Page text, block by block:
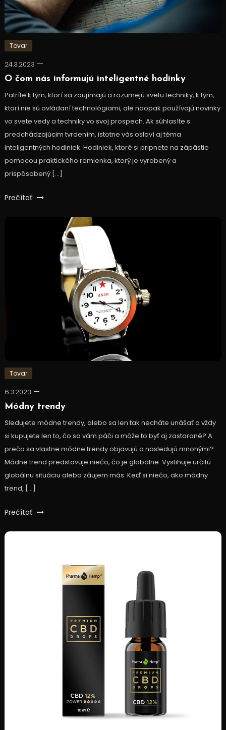
Tovar
24.3.2023
O čom nás informujú inteligentné hodinky
Patríte k tým, ktorí sa zaujímajú a rozumejú svetu techniky, k tým,
ktorí nie sú ovládaní technológiami, ale naopak používajú novinky
vo svete vedy a techniky vo svoj prospech. Ak súhlasíte s
predchádzajúcim tvrdením, istotne vás osloví aj téma
inteligentných hodiniek. Hodiniek, ktoré si pripnete na zápästie
pomocou praktického remienka, ktorý je vyrobený a
prispôsobený […]
Prečítať
Tovar
6.3.2023
Módny trendy
Sledujete módne trendy, alebo sa len tak necháte unášať a vždy
si kupujete len to, čo sa vám páči a môže to byť aj zastarané? A
prečo sa vlastne módne trendy objavujú a nasledujú mnohými?
Módne trend predstavuje niečo, čo je globálne. Vystihuje určitú
globálnu situáciu alebo záujem más. Keď si niečo, ako módny
trend, […]
Prečítať